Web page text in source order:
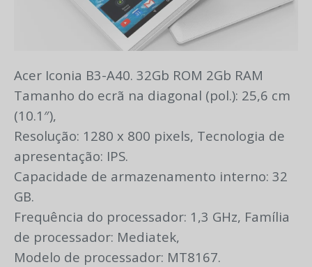
Acer Iconia B3-A40. 32Gb ROM 2Gb RAM
Tamanho do ecrã na diagonal (pol.): 25,6 cm
(10.1″),
Resolução: 1280 x 800 pixels, Tecnologia de
apresentação: IPS.
Capacidade de armazenamento interno: 32
GB.
Frequência do processador: 1,3 GHz, Família
de processador: Mediatek,
Modelo de processador: MT8167.